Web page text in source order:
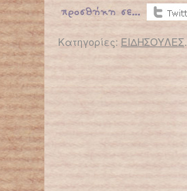
Κατηγορίες: ΕΙΔΗΣΟΥΛΕΣ.
← Επιστροφή στο %s